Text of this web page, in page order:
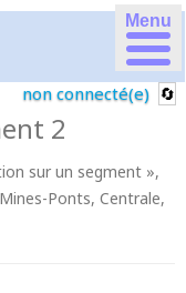
Menu
non connecté(e)
2
sur un segment »,
Ponts, Centrale,